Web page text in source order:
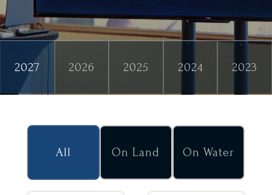
Exhibitors Show Year Buttons Filter
2027 2026 2025 2024 2023
On land - On water filter
All On Land On Water